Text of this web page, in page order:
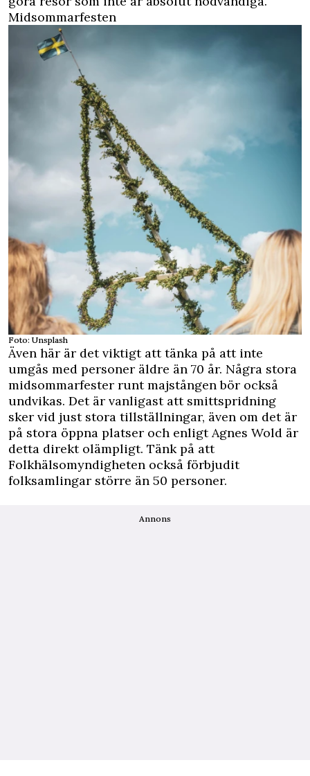
Midsommarfesten
Foto: Unsplash
Även här är det viktigt att tänka på att inte
umgås med personer äldre än 70 år. Några stora
midsommarfester runt majstången bör också
undvikas. Det är vanligast att smittspridning
sker vid just stora tillställningar, även om det är
på stora öppna platser och enligt Agnes Wold är
detta direkt olämpligt. Tänk på att
Folkhälsomyndigheten också förbjudit
folksamlingar större än 50 personer.
Annons